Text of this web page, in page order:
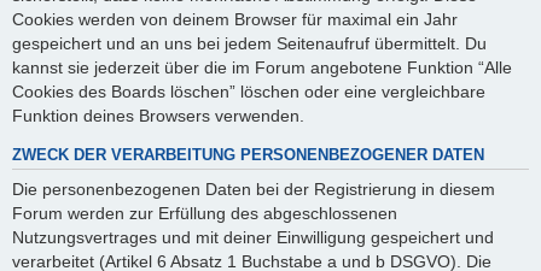
Cookies werden von deinem Browser für maximal ein Jahr
gespeichert und an uns bei jedem Seitenaufruf übermittelt. Du
kannst sie jederzeit über die im Forum angebotene Funktion “Alle
Cookies des Boards löschen” löschen oder eine vergleichbare
Funktion deines Browsers verwenden.
ZWECK DER VERARBEITUNG PERSONENBEZOGENER DATEN
Die personenbezogenen Daten bei der Registrierung in diesem
Forum werden zur Erfüllung des abgeschlossenen
Nutzungsvertrages und mit deiner Einwilligung gespeichert und
verarbeitet (Artikel 6 Absatz 1 Buchstabe a und b DSGVO). Die